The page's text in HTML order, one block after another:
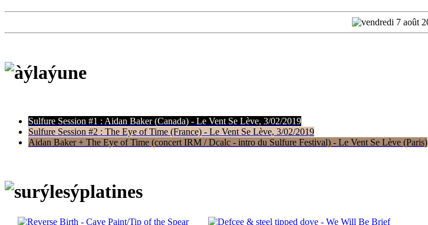
Sulfure Session #1 : Aidan Baker (Canada) - Le Vent Se Lève, 3/02/2019
Sulfure Session #2 : The Eye of Time (France) - Le Vent Se Lève, 3/02/2019
Aidan Baker + The Eye of Time (concert IRM / Dcalc - intro du Sulfure Festival) - Le Vent Se Lève (Paris)